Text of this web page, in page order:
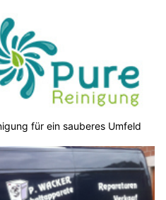
für ein sauberes Umfeld